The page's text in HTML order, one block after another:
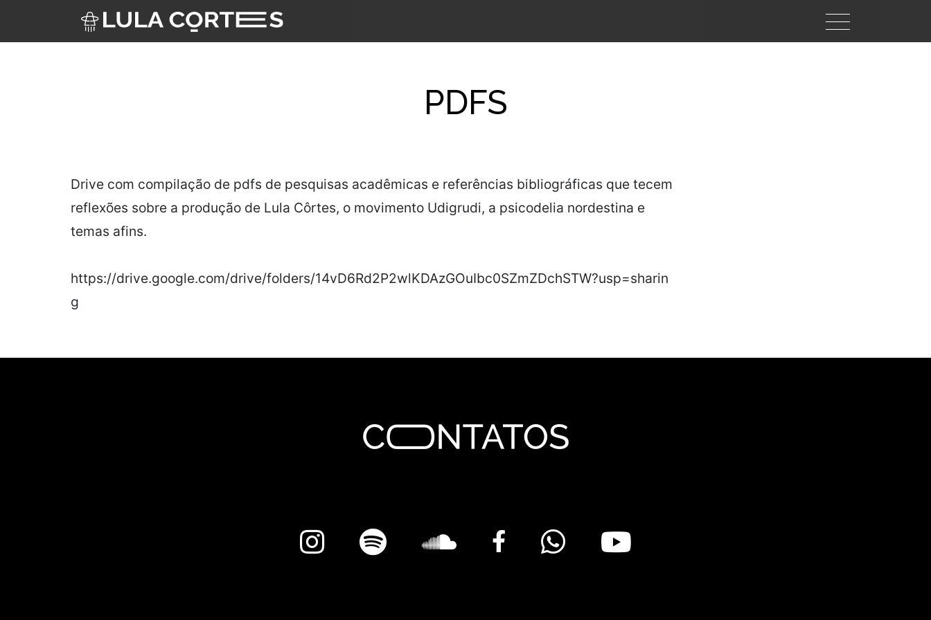
PDFS
Drive com compilação de pdfs de pesquisas acadêmicas e referências bibliográficas que tecem
reflexões sobre a produção de Lula Côrtes, o movimento Udigrudi, a psicodelia nordestina e
temas afins.
https://drive.google.com/drive/folders/14vD6Rd2P2wlKDAzGOuIbc0SZmZDchSTW?usp=sharin
g